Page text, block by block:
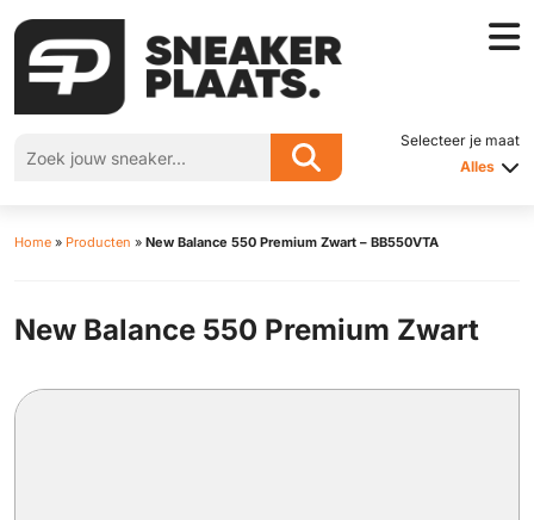
Selecteer je maat
Alles
Home » Producten » New Balance 550 Premium Zwart – BB550VTA
New Balance 550 Premium Zwart